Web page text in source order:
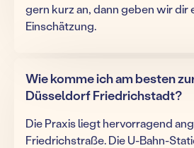
gern kurz an, dann geben wir dir
Einschätzung.
Wie komme ich am besten
Düsseldorf Friedrichstadt?
Die Praxis liegt hervorragend
Friedrichstraße. Die U-Bahn-